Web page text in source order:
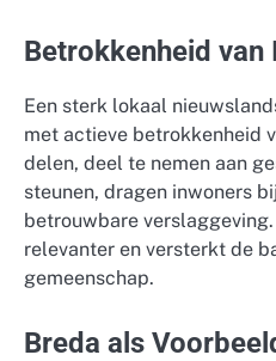
Betrokkenheid van
Een sterk lokaal
met actieve betrokkenheid
delen, deel te nemen aan
steunen, dragen inwoners
betrouwbare
relevanter en versterkt de
gemeenschap.
Breda als